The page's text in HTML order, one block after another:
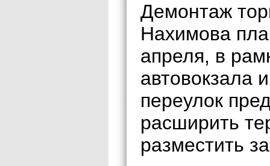
Демонтаж
Нахимова
апреля, в
автовокзала
переулок
расширить
разместить